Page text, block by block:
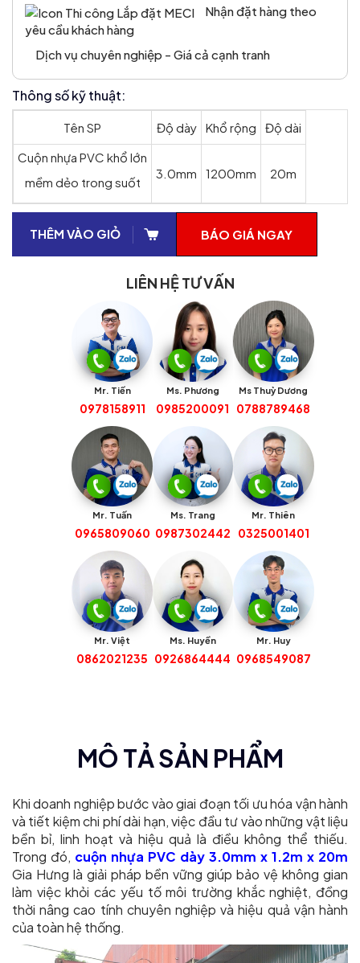
Nhận đặt hàng theo
yêu cầu khách hàng
Dịch vụ chuyên nghiệp - Giá cả cạnh tranh
Thông số kỹ thuật:
Tên SP Độ dày Khổ rộng
Độ dài
Cuộn nhựa PVC khổ lớn
mềm dẻo trong suốt
3.0mm 1200mm 20m
THÊM VÀO GIỎ BÁO GIÁ NGAY
LIÊN HỆ TƯ VẤN
Mr. Tiến
0978158911
Ms. Phương
0985200091
Ms Thuỳ Dương
0788789468
Mr. Tuấn
0965809060
Ms. Trang
0987302442
Mr. Thiên
0325001401
Mr. Việt
0862021235
Ms. Huyền
0926864444
Mr. Huy
0968549087
MÔ TẢ SẢN PHẨM
Khi doanh nghiệp bước vào giai đoạn tối ưu hóa vận hành
và tiết kiệm chi phí dài hạn, việc đầu tư vào những vật liệu
bền bỉ, linh hoạt và hiệu quả là điều không thể thiếu.
Trong đó, cuộn nhựa PVC dày 3.0mm x 1.2m x 20m
Gia Hưng là giải pháp bền vững giúp bảo vệ không gian
làm việc khỏi các yếu tố môi trường khắc nghiệt, đồng
thời nâng cao tính chuyên nghiệp và hiệu quả vận hành
của toàn hệ thống.